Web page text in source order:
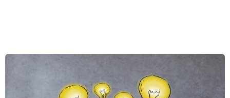
7 traditionelle Tipps zur Steigerung der Arbeitseffizienz
Aufschub. Ein Wort, das Sie vor 10 Jahren im Fremdwortverzeichnis
vergeblich gesucht hätten. Es ist Faulheit, Ablenkung,